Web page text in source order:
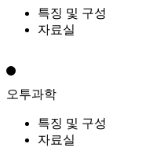
특징 및 구성
자료실
오투과학
특징 및 구성
자료실